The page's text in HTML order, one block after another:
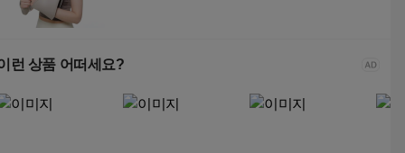
런 상품 어떠세요?